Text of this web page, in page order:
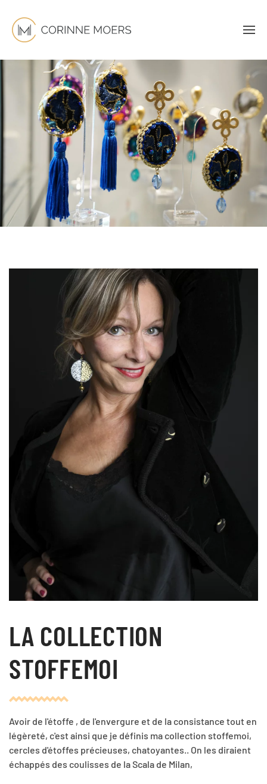
LA COLLECTION
STOFFEMOI
Avoir de l'étoffe , de l'envergure et de la consistance tout en
légèreté, c'est ainsi que je définis ma collection stoffemoi,
cercles d'étoffes précieuses, chatoyantes.. On les diraient
échappés des coulisses de la Scala de Milan,